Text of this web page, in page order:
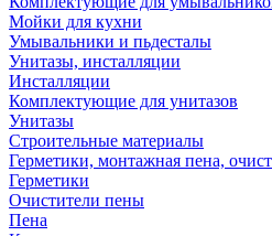
Мойки для кухни
Умывальники и пьдесталы
Унитазы, инсталляции
Инсталляции
Комплектующие для унитазов
Унитазы
Строительные материалы
Герметики, монтажная пена,
Герметики
Очистители пены
Пена